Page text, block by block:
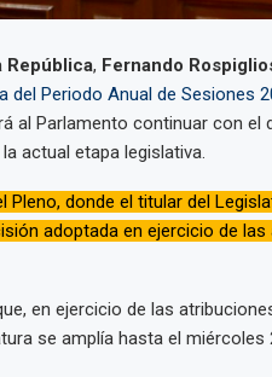
República, Fernando
Periodo Anual de Sesiones
al Parlamento continuar con el
actual etapa legislativa.
Pleno, donde el titular del
adoptada en ejercicio de las
en ejercicio de las
se amplía hasta el miércoles